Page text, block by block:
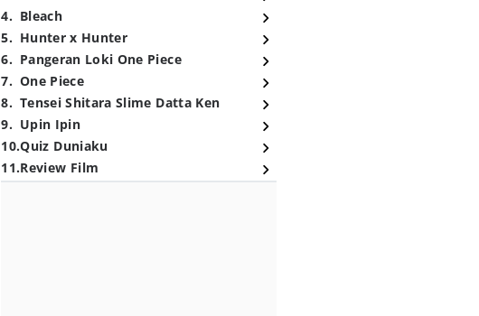
4. Bleach
5. Hunter x Hunter
6. Pangeran Loki One Piece
7. One Piece
8. Tensei Shitara Slime Datta Ken
9. Upin Ipin
10.Quiz Duniaku
11.Review Film